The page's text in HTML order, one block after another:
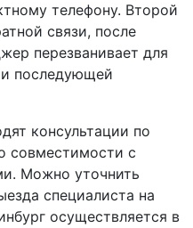
телефону. Второй
связи, после
перезванивает для
и последующей
консультации по
совместимости с
Можно уточнить
специалиста на
осуществляется в